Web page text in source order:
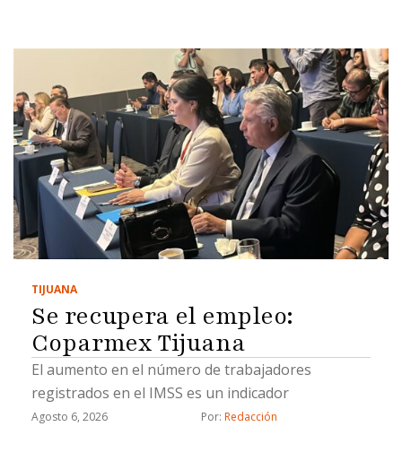
TIJUANA
Se recupera el empleo:
Coparmex Tijuana
El aumento en el número de trabajadores
registrados en el IMSS es un indicador
Agosto 6, 2026 Por: Redacción